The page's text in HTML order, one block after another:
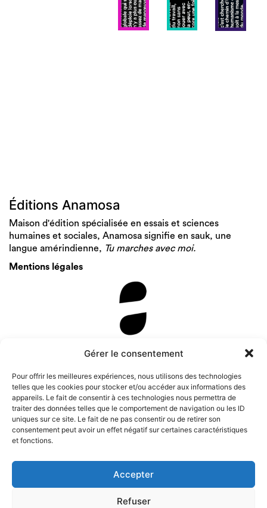
Gérer le consentement
Pour offrir les meilleures expériences, nous utilisons des technologies
telles que les cookies pour stocker et/ou accéder aux informations des
appareils. Le fait de consentir à ces technologies nous permettra de
traiter des données telles que le comportement de navigation ou les ID
uniques sur ce site. Le fait de ne pas consentir ou de retirer son
consentement peut avoir un effet négatif sur certaines caractéristiques
et fonctions.
Accepter
Refuser
Éditions Anamosa
Maison d'édition spécialisée en essais et sciences
humaines et sociales, Anamosa signifie en sauk, une
langue amérindienne, Tu marches avec moi.
Mentions légales